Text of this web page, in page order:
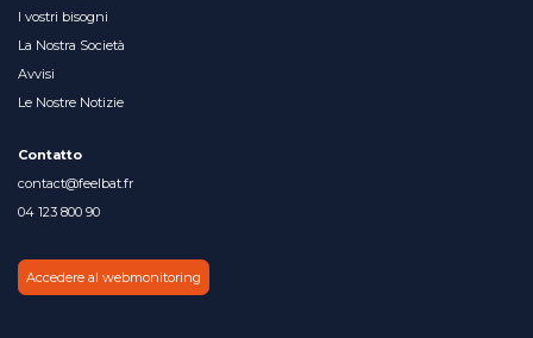
I vostri bisogni
La Nostra Società
Avvisi
Le Nostre Notizie
Contatto
contact@feelbat.fr
04 123 800 90
Accedere al webmonitoring